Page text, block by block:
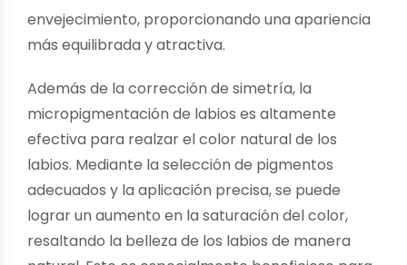
envejecimiento, proporcionando una apariencia
más equilibrada y atractiva.
Además de la corrección de simetría, la
micropigmentación de labios es altamente
efectiva para realzar el color natural de los
labios. Mediante la selección de pigmentos
adecuados y la aplicación precisa, se puede
lograr un aumento en la saturación del color,
resaltando la belleza de los labios de manera